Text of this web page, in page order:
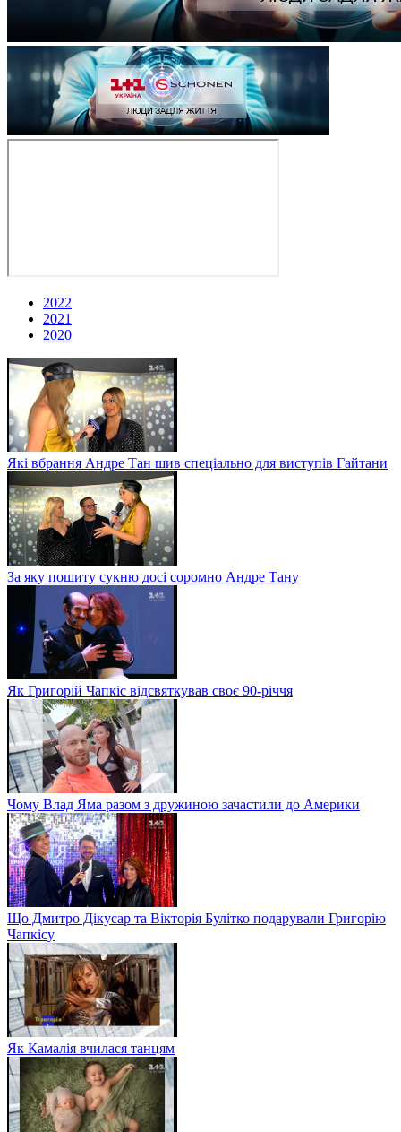
2022
2021
2020
Які вбрання Андре Тан шив спеціально для виступів Гайтани
За яку пошиту сукню досі соромно Андре Тану
Як Григорій Чапкіс відсвяткував своє 90-річчя
Чому Влад Яма разом з дружиною зачастили до Америки
Що Дмитро Дікусар та Вікторія Булітко подарували Григорію
Чапкісу
Як Камалія вчилася танцям